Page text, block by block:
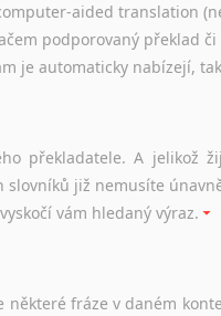
kteří uvažují o studiu v
a samozřejmě i osobní
nekomerčního
osobní zkušenosti
aided translation
podporovaný překlad
je automaticky nabízejí,
překladatele. A jelikož
slovníků již nemusíte
vám hledaný výraz.
některé fráze v daném